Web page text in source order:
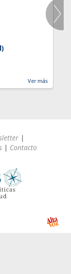
Ver más
|
| Contacto